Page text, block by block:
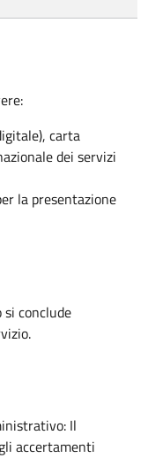
carta
dei servizi
la presentazione
conclude
Il
accertamenti